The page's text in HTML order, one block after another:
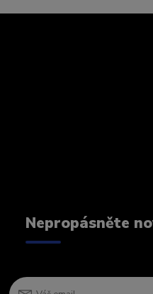
Nepropásněte